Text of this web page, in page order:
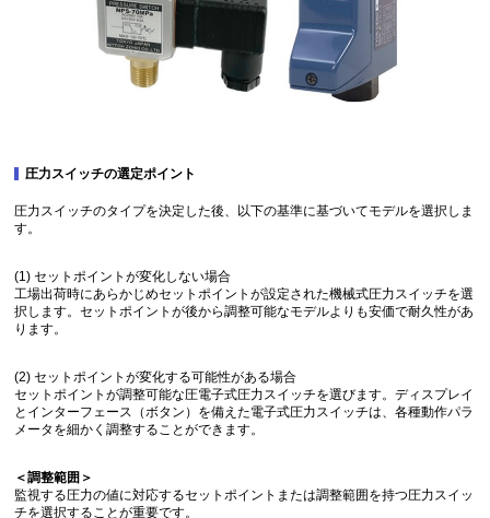
圧力スイッチの選定ポイント
圧力スイッチのタイプを決定した後、以下の基準に基づいてモデルを選択しま
す。
(1) セットポイントが変化しない場合
工場出荷時にあらかじめセットポイントが設定された機械式圧力スイッチを選
択します。セットポイントが後から調整可能なモデルよりも安価で耐久性があ
ります。
(2) セットポイントが変化する可能性がある場合
セットポイントが調整可能な圧電子式圧力スイッチを選びます。ディスプレイ
とインターフェース（ボタン）を備えた電子式圧力スイッチは、各種動作パラ
メータを細かく調整することができます。
＜調整範囲＞
監視する圧力の値に対応するセットポイントまたは調整範囲を持つ圧力スイッ
チを選択することが重要です。